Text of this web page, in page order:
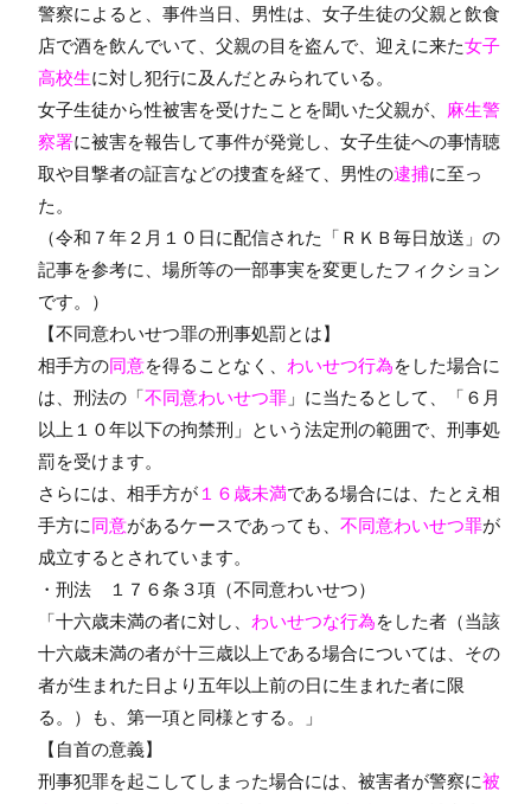
警察によると、事件当日、男性は、女子生徒の父親と飲食
店で酒を飲んでいて、父親の目を盗んで、迎えに来た女子
高校生に対し犯行に及んだとみられている。
女子生徒から性被害を受けたことを聞いた父親が、 麻生警
察署に被害を報告して事件が発覚し、女子生徒への事情聴
取や目撃者の証言などの捜査を経て、男性の逮捕に至っ
た。
（令和７年２月１０日に配信された「ＲＫＢ毎日放送」の
記事を参考に、場所等の一部事実を変更したフィクション
です。）
【不同意わいせつ罪の刑事処罰とは】
相手方の同意を得ることなく、 わいせつ行為をした場合に
は、刑法の「不同意わいせつ罪 」に当たるとして、「６月
以上１０年以下の拘禁刑」という法定刑の範囲で、刑事処
罰を受けます。
さらには、相手方が １６歳未満である場合には、たとえ相
手方に同意があるケースであっても、 不同意わいせつ罪が
成立するとされています。
・刑法 １７６条３項（不同意わいせつ）
「十六歳未満の者に対し、 わいせつな行為をした者（当該
十六歳未満の者が十三歳以上である場合については、その
者が生まれた日より五年以上前の日に生まれた者に限
る。）も、第一項と同様とする。」
【自首の意義】
刑事犯罪を起こしてしまった場合には、被害者が警察に被